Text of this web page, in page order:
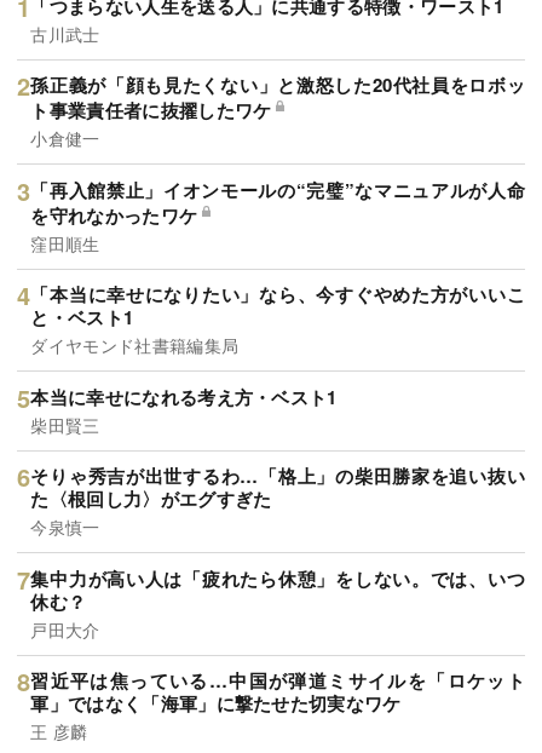
「つまらない人生を送る人」に共通する特徴・ワースト1
古川武士
孫正義が「顔も見たくない」と激怒した20代社員をロボッ
ト事業責任者に抜擢したワケ
小倉健一
「再入館禁止」イオンモールの“完璧”なマニュアルが人命
を守れなかったワケ
窪田順生
「本当に幸せになりたい」なら、今すぐやめた方がいいこ
と・ベスト1
ダイヤモンド社書籍編集局
本当に幸せになれる考え方・ベスト1
柴田賢三
そりゃ秀吉が出世するわ…「格上」の柴田勝家を追い抜い
た〈根回し力〉がエグすぎた
今泉慎一
集中力が高い人は「疲れたら休憩」をしない。では、いつ
休む？
戸田大介
習近平は焦っている…中国が弾道ミサイルを「ロケット
軍」ではなく「海軍」に撃たせた切実なワケ
王 彦麟